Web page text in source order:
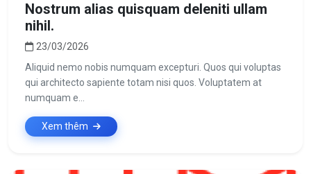
Nostrum alias quisquam deleniti ullam
nihil.
23/03/2026
Aliquid nemo nobis numquam excepturi. Quos qui voluptas
qui architecto sapiente totam nisi quos. Voluptatem at
numquam e...
Xem thêm